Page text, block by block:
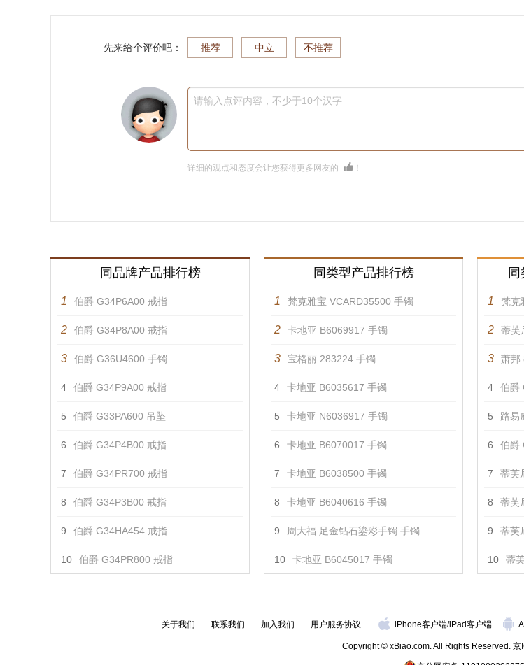
先来给个评价吧： 推荐 中立 不推荐
请输入点评内容，不少于10个汉字
详细的观点和态度会让您获得更多网友的 ！
同品牌产品排行榜
1 伯爵 G34P6A00 戒指
2 伯爵 G34P8A00 戒指
3 伯爵 G36U4600 手镯
4 伯爵 G34P9A00 戒指
5 伯爵 G33PA600 吊坠
6 伯爵 G34P4B00 戒指
7 伯爵 G34PR700 戒指
8 伯爵 G34P3B00 戒指
9 伯爵 G34HA454 戒指
10 伯爵 G34PR800 戒指
同类型产品排行榜
1 梵克雅宝 VCARD35500 手镯
2 卡地亚 B6069917 手镯
3 宝格丽 283224 手镯
4 卡地亚 B6035617 手镯
5 卡地亚 N6036917 手镯
6 卡地亚 B6070017 手镯
7 卡地亚 B6038500 手镯
8 卡地亚 B6040616 手镯
9 周大福 足金钻石鎏彩手镯 手镯
10 卡地亚 B6045017 手镯
1 梵克
2 蒂芙
3 萧邦
4 伯爵
5 路易
6 伯爵
7 蒂芙
8 蒂芙
9 蒂芙
10 蒂
关于我们 联系我们 加入我们 用户服务协议 iPhone客户端/iPad客户端
Copyright © xBiao.com. All Rights Reserved. 京